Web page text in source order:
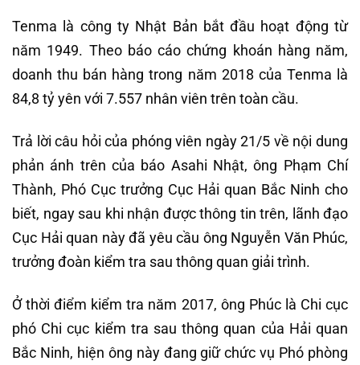
Tenma là công ty Nhật Bản bắt đầu hoạt động từ
năm 1949. Theo báo cáo chứng khoán hàng năm,
doanh thu bán hàng trong năm 2018 của Tenma là
84,8 tỷ yên với 7.557 nhân viên trên toàn cầu.
Trả lời câu hỏi của phóng viên ngày 21/5 về nội dung
phản ánh trên của báo Asahi Nhật, ông Phạm Chí
Thành, Phó Cục trưởng Cục Hải quan Bắc Ninh cho
biết, ngay sau khi nhận được thông tin trên, lãnh đạo
Cục Hải quan này đã yêu cầu ông Nguyễn Văn Phúc,
trưởng đoàn kiểm tra sau thông quan giải trình.
Ở thời điểm kiểm tra năm 2017, ông Phúc là Chi cục
phó Chi cục kiểm tra sau thông quan của Hải quan
Bắc Ninh, hiện ông này đang giữ chức vụ Phó phòng